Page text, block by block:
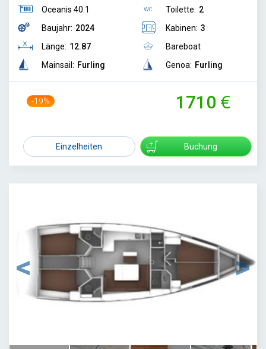
Oceanis 40.1
Baujahr: 2024
Länge: 12.87
Mainsail: Furling
Toilette: 2
Kabinen: 3
Bareboat
Genoa: Furling
-19% 1710
Einzelheiten Buchung